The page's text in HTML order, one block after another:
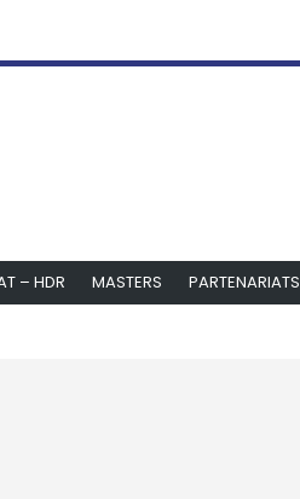
– HDR MASTERS PARTENARIATS